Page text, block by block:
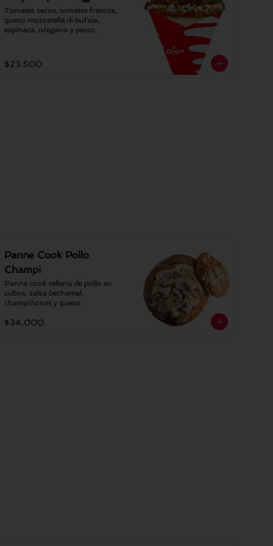
Tomates secos, tomates frescos,
queso mozzarella di búfala,
espinaca, orégano y pesto.
$23.500
Panne Cook Pollo
Champi
Panne cook relleno de pollo en
cubos, salsa bechamel,
champiñones y queso.
$34.000